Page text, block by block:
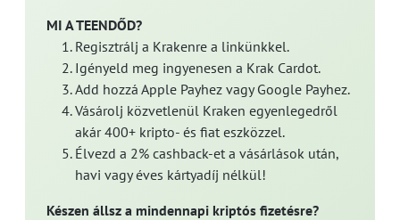
MI A TEENDŐD?
Regisztrálj a Krakenre a linkünkkel.
Igényeld meg ingyenesen a Krak Cardot.
Add hozzá Apple Payhez vagy Google Payhez.
Vásárolj közvetlenül Kraken egyenlegedről
akár 400+ kripto- és fiat eszközzel.
Élvezd a 2% cashback-et a vásárlások után,
havi vagy éves kártyadíj nélkül!
Készen állsz a mindennapi kriptós fizetésre?